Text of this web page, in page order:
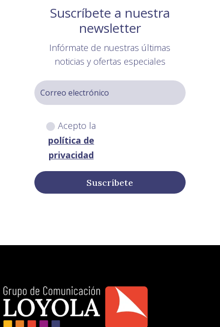
Suscríbete a nuestra
newsletter
Infórmate de nuestras últimas
noticias y ofertas especiales
Acepto la
política de
privacidad
Suscríbete